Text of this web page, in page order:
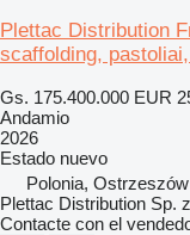
Plettac Distribution
scaffolding,
Gs. 175.400.000 EUR
Andamio
2026
Estado nuevo
Polonia, Ostrzeszów
Plettac Distribution Sp.
Contacte con el